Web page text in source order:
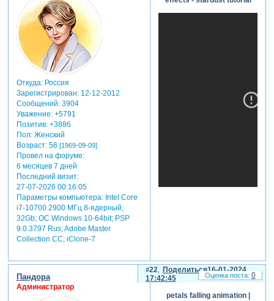
Откуда:Россия
Зарегистрирован: 12-12-2012
Сообщений:3904
Уважение: +5791
Позитив: +3886
Пол:Женский
Возраст:56 [1969-09-09]
Провел на форуме:
6 месяцев 7 дней
Последний визит:
27-07-2026 00:16:05
Параметры компьютера:Intel Core
i7-10700 2900 МГц 8-ядерный;
32Gb; ОС Windows 10-64bit; PSP
9.0.3797 Rus; Adobe Master
Collection СС; iClone-7
Поделиться
22
16-01-2024
17:42:45
Пандора
Администратор
petals falling animation |
0